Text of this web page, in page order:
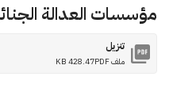
مؤسسات العدالة
تنزيل
ملف PDF 428.47 KB